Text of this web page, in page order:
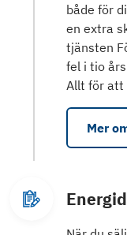
både för
en extra
tjänsten
fel i tio
Allt för att
Mer